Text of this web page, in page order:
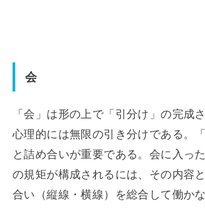
会
「会」は形の上で「引分け」の完成
心理的には無限の引き分けである。
と詰め合いが重要である。会に入っ
の規矩が構成されるには、その内容
合い（縦線・横線）を総合して働か